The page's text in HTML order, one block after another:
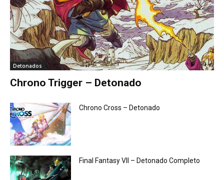
Detonados
Chrono Trigger – Detonado
Chrono Cross – Detonado
Final Fantasy VII – Detonado Completo